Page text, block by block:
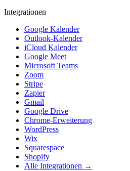
Integrationen
Google Kalender
Outlook-Kalender
iCloud Kalender
Google Meet
Microsoft Teams
Zoom
Stripe
Zapier
Gmail
Google Drive
Chrome-Erweiterung
WordPress
Wix
Squarespace
Shopify
Alle Integrationen →